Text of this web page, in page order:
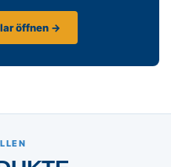
öffnen →